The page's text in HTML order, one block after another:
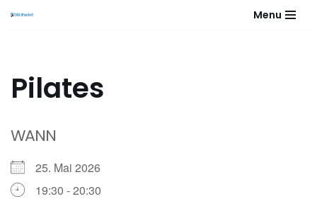
Menu
Pilates
WANN
25. Mai 2026
19:30 - 20:30